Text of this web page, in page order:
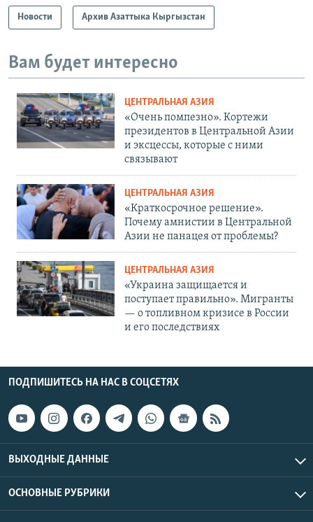
Новости Архив Азаттыка Кыргызстан
Вам будет интересно
ЦЕНТРАЛЬНАЯ АЗИЯ
«Очень помпезно». Кортежи
президентов в Центральной Азии
и эксцессы, которые с ними
связывают
ЦЕНТРАЛЬНАЯ АЗИЯ
«Краткосрочное решение».
Почему амнистии в Центральной
Азии не панацея от проблемы?
ЦЕНТРАЛЬНАЯ АЗИЯ
«Украина защищается и
поступает правильно». Мигранты
— о топливном кризисе в России
и его последствиях
ПОДПИШИТЕСЬ НА НАС В СОЦСЕТЯХ
ВЫХОДНЫЕ ДАННЫЕ
ОСНОВНЫЕ РУБРИКИ